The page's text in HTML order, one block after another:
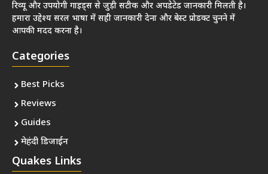
रिव्यू और उपयोगी गाइड्स से जुड़ी सटीक और अपडेटेड जानकारी मिलती है।
हमारा उद्देश्य सरल भाषा में सही जानकारी देना और बेस्ट प्रोडक्ट चुनने में
आपकी मदद करना है।
Categories
Best Picks
Reviews
Guides
मेहंदी डिजाईन
Quakes Links